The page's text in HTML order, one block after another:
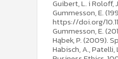
Guibert, L. i Roloff,
Gummesson, E.
https://doi.org/
Gummesson, E.
Hąbek, P. (2009).
Habisch, A.,